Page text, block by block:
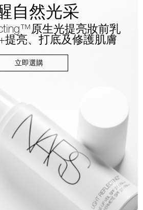
自然光采
原生光提亮妝前乳
提亮、打底及修護肌膚
立即選購